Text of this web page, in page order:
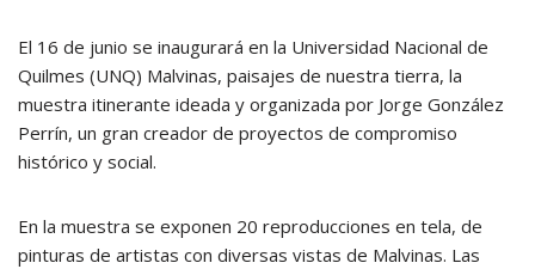
El 16 de junio se inaugurará en la Universidad Nacional de
Quilmes (UNQ) Malvinas, paisajes de nuestra tierra, la
muestra itinerante ideada y organizada por Jorge González
Perrín, un gran creador de proyectos de compromiso
histórico y social.
En la muestra se exponen 20 reproducciones en tela, de
pinturas de artistas con diversas vistas de Malvinas. Las